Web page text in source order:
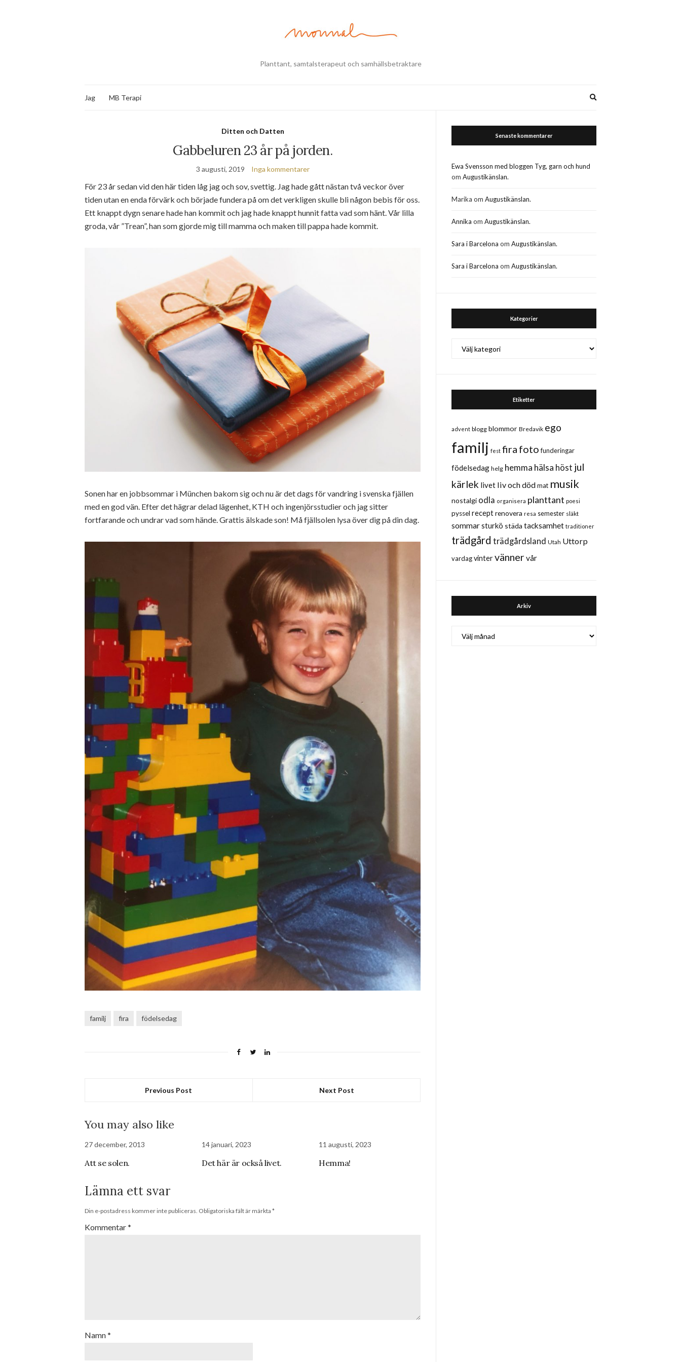
Planttant, samtalsterapeut och samhällsbetraktare
Jag MB Terapi
Ditten och Datten
Gabbeluren 23 år på jorden.
3 augusti, 2019 Inga kommentarer
För 23 år sedan vid den här tiden låg jag och sov, svettig. Jag hade gått nästan två veckor över
tiden utan en enda förvärk och började fundera på om det verkligen skulle bli någon bebis för oss.
Ett knappt dygn senare hade han kommit och jag hade knappt hunnit fatta vad som hänt. Vår lilla
groda, vår ”Trean”, han som gjorde mig till mamma och maken till pappa hade kommit.
Sonen har en jobbsommar i München bakom sig och nu är det dags för vandring i svenska fjällen
med en god vän. Efter det hägrar delad lägenhet, KTH och ingenjörsstudier och jag sitter
fortfarande och undrar vad som hände. Grattis älskade son! Må fjällsolen lysa över dig på din dag.
familj fira födelsedag
Previous Post Next Post
You may also like
27 december, 2013
Att se solen.
14 januari, 2023
Det här är också livet.
11 augusti, 2023
Hemma!
Lämna ett svar
Din e-postadress kommer inte publiceras. Obligatoriska fält är märkta *
Kommentar*
Namn*
Senaste kommentarer
Ewa Svensson med bloggen Tyg, garn och hund
omAugustikänslan.
Marika omAugustikänslan.
Annika omAugustikänslan.
Sara i Barcelona omAugustikänslan.
Sara i Barcelona omAugustikänslan.
Kategorier
Etiketter
advent blogg blommor Bredavik ego
familj fest fira foto funderingar
födelsedag helg hemma hälsa höst jul
kärlek livet liv och död mat musik
nostalgi odla organisera planttant poesi
pyssel receptrenovera resa semester släkt
sommarsturkö städa tacksamhet traditioner
trädgård trädgårdsland Utah Uttorp
vardag vintervänner vår
Arkiv